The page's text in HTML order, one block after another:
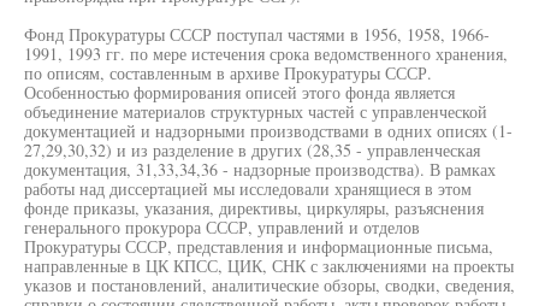
Фонд Прокуратуры СССР поступал частями в 1956, 1958, 1966-
1991, 1993 гг. по мере истечения срока ведомственного хранения,
по описям, составленным в архиве Прокуратуры СССР.
Особенностью формирования описей этого фонда является
объединение материалов структурных частей с управленческой
документацией и надзорными производствами в одних описях (1-
27,29,30,32) и из разделение в других (28,35 - управленческая
документация, 31,33,34,36 - надзорные производства). В рамках
работы над диссертацией мы исследовали хранящиеся в этом
фонде приказы, указания, директивы, циркуляры, разъяснения
генерального прокурора СССР, управлений и отделов
Прокуратуры СССР, представления и информационные письма,
направленные в ЦК КПСС, ЦИК, СНК с заключениями на проекты
указов и постановлений, аналитические обзоры, сводки, сведения,